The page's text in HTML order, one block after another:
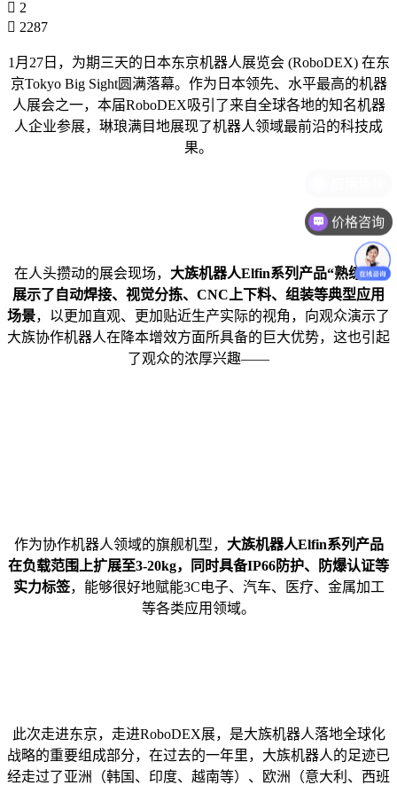
2
2287
1月27日，为期三天的日本东京机器人展览会 (RoboDEX) 在东
京Tokyo Big Sight圆满落幕。作为日本领先、水平最高的机器
人展会之一，本届RoboDEX吸引了来自全球各地的知名机器
人企业参展，琳琅满目地展现了机器人领域最前沿的科技成
果。
在人头攒动的展会现场， 大族机器人Elfin系列产品“熟练”地
展示了自动焊接、视觉分拣、CNC上下料、组装等典型应用
场景，以更加直观、更加贴近生产实际的视角，向观众演示了
大族协作机器人在降本增效方面所具备的巨大优势，这也引起
了观众的浓厚兴趣——
作为协作机器人领域的旗舰机型， 大族机器人Elfin系列产品
在负载范围上扩展至3-20kg，同时具备IP66防护、防爆认证等
实力标签，能够很好地赋能3C电子、汽车、医疗、金属加工
等各类应用领域。
此次走进东京，走进RoboDEX展，是大族机器人落地全球化
战略的重要组成部分，在过去的一年里，大族机器人的足迹已
经走过了亚洲（韩国、印度、越南等）、欧洲（意大利、西班
价格咨询